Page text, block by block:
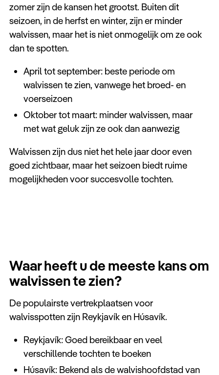
zomer zijn de kansen het grootst. Buiten dit
seizoen, in de herfst en winter, zijn er minder
walvissen, maar het is niet onmogelijk om ze ook
dan te spotten.
April tot september: beste periode om
walvissen te zien, vanwege het broed- en
voerseizoen
Oktober tot maart: minder walvissen, maar
met wat geluk zijn ze ook dan aanwezig
Walvissen zijn dus niet het hele jaar door even
goed zichtbaar, maar het seizoen biedt ruime
mogelijkheden voor succesvolle tochten.
Waar heeft u de meeste kans om
walvissen te zien?
De populairste vertrekplaatsen voor
walvisspotten zijn Reykjavík en Húsavík.
Reykjavík: Goed bereikbaar en veel
verschillende tochten te boeken
Húsavík: Bekend als de walvishoofdstad van